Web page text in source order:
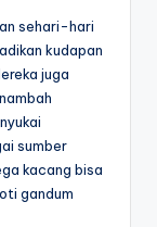
sehari-hari
kudapan
juga
sumber
kacang bisa
gandum